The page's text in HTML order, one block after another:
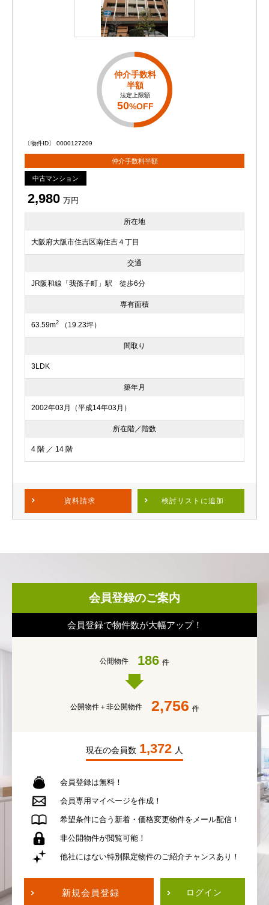
仲介手数料
半額
法定上限額
50%OFF
〔物件ID〕 0000127209
仲介手数料半額
中古マンション
2,980 万円
所在地
大阪府大阪市住吉区南住吉４丁目
交通
JR阪和線「我孫子町」駅 徒歩6分
専有面積
63.59m2 （19.23坪）
間取り
3LDK
築年月
2002年03月（平成14年03月）
所在階／階数
4 階 ／ 14 階
資料請求 検討リスト に追加
会員登録のご案内
会員登録で物件数が大幅アップ！
公開物件 186 件
公開物件＋非公開物件 2,756 件
現在の会員数 1,372 人
会員登録は無料！
会員専用 マイページを作成！
希望条件に合う 新着・価格変更物件を メール配信！
非公開物件が閲覧可能！
他社にはない特別限定物件のご紹介チャンスあり！
新規会員登録 ログイン